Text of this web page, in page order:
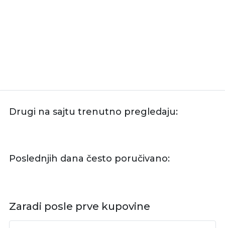
Drugi na sajtu trenutno pregledaju:
Poslednjih dana često poručivano:
Zaradi posle prve kupovine